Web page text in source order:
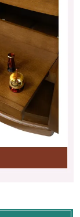
加工
に
ことで